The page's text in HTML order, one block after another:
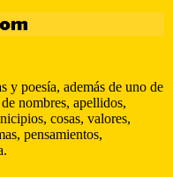
y poesía, además de uno de
nombres, apellidos,
cosas, valores,
pensamientos,